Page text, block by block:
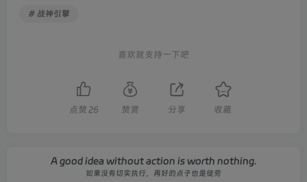
# 战神引擎
喜欢就支持一下吧
点赞 26 赞赏 分享 收藏
A good idea without action is worth nothing.
如果没有切实执行，再好的点子也是徒劳